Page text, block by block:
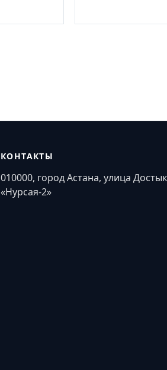
КОНТАКТЫ
010000, город Астана, улица
«Нурсая-2»